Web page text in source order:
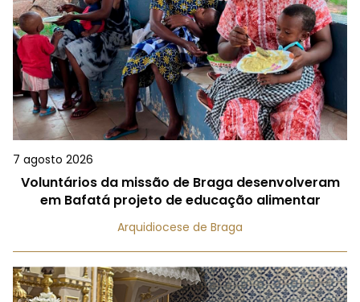
7 agosto 2026
Voluntários da missão de Braga desenvolveram
em Bafatá projeto de educação alimentar
Arquidiocese de Braga